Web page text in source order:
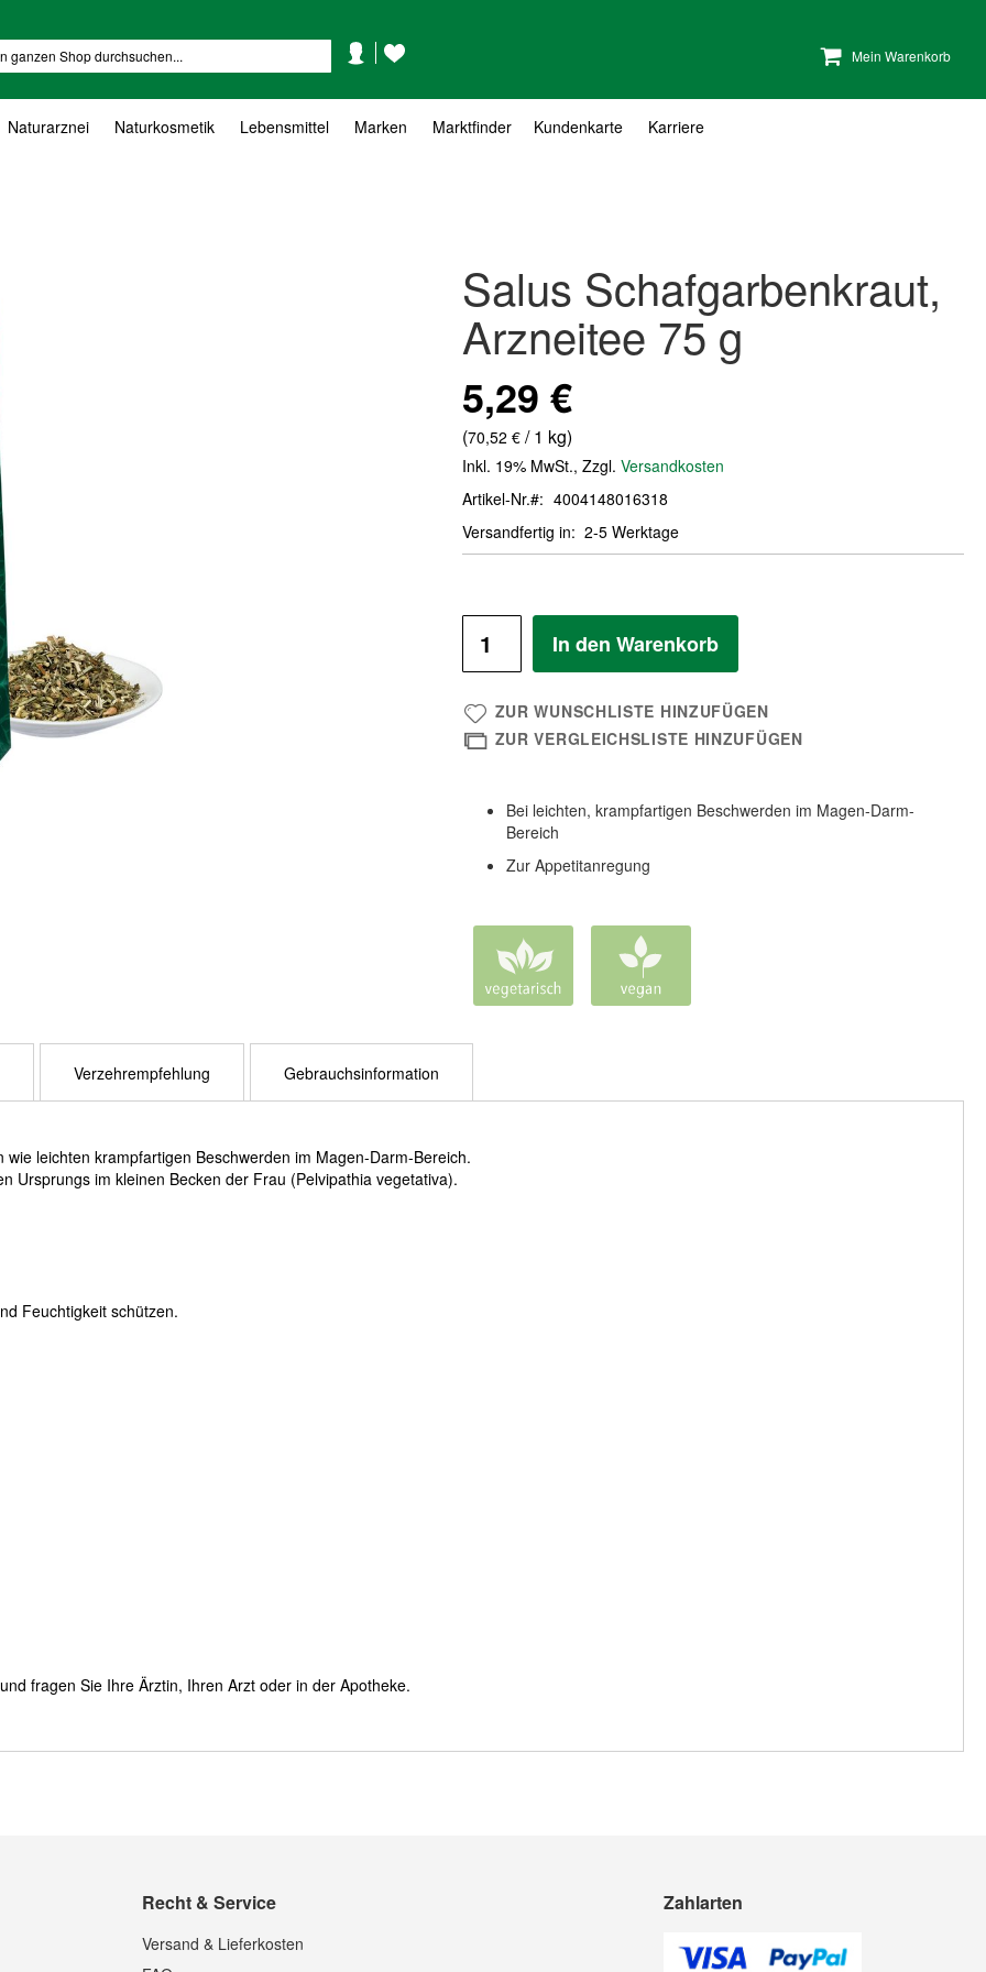
Mein Warenkorb
KontoWunschzettel
Naturarznei Naturkosmetik Lebensmittel Marken Marktfinder Kundenkarte Karriere
Salus Schafgarbenkraut,
Arzneitee 75 g
5,29 €
(70,52 €/ 1 kg)
Inkl. 19% MwSt., Zzgl. Versandkosten
Artikel-Nr.
4004148016318
Versandfertig in
2-5 Werktage
In den Warenkorb
ZUR WUNSCHLISTE HINZUFÜGEN
ZUR VERGLEICHSLISTE HINZUFÜGEN
Bei leichten, krampfartigen Beschwerden im Magen-Darm-
Bereich
Zur Appetitanregung
leichten krampfartigen Beschwerden im Magen-Darm-Bereich.
Ursprungs im kleinen Becken der Frau (Pelvipathia vegetativa).
Feuchtigkeit schützen.
fragen Sie Ihre Ärztin, Ihren Arzt oder in der Apotheke.
Verzehrempfehlung Gebrauchsinformation
Recht & Service
Versand & Lieferkosten
Zahlarten